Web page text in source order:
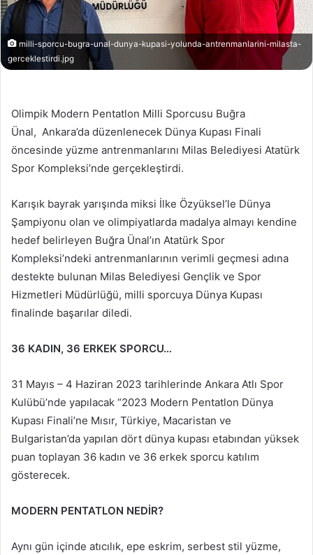
milli-sporcu-bugra-unal-dunya-kupasi-yolunda-antrenmanlarini-milasta-
gerceklestirdi.jpg
Olimpik Modern Pentatlon Milli Sporcusu Buğra
Ünal, Ankara’da düzenlenecek Dünya Kupası Finali
öncesinde yüzme antrenmanlarını Milas Belediyesi Atatürk
Spor Kompleksi’nde gerçekleştirdi.
Karışık bayrak yarışında miksi İlke Özyüksel’le Dünya
Şampiyonu olan ve olimpiyatlarda madalya almayı kendine
hedef belirleyen Buğra Ünal’ın Atatürk Spor
Kompleksi’ndeki antrenmanlarının verimli geçmesi adına
destekte bulunan Milas Belediyesi Gençlik ve Spor
Hizmetleri Müdürlüğü, milli sporcuya Dünya Kupası
finalinde başarılar diledi.
36 KADIN, 36 ERKEK SPORCU…
31 Mayıs – 4 Haziran 2023 tarihlerinde Ankara Atlı Spor
Kulübü’nde yapılacak “2023 Modern Pentatlon Dünya
Kupası Finali’ne Mısır, Türkiye, Macaristan ve
Bulgaristan’da yapılan dört dünya kupası etabından yüksek
puan toplayan 36 kadın ve 36 erkek sporcu katılım
gösterecek.
MODERN PENTATLON NEDİR?
Aynı gün içinde atıcılık, epe eskrim, serbest stil yüzme,